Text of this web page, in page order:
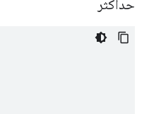
حداکثر